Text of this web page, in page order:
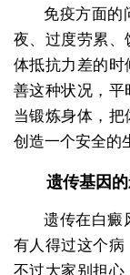
免疫方面的
夜、过度劳累、
体抵抗力差的时
善这种状况，平
当锻炼身体，
创造一个安全的
遗传基因
遗传在白癜
有人得过这个病
不过大家别担心